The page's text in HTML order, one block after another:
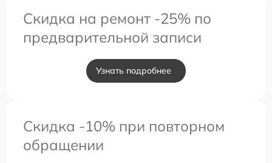
Скидка на ремонт -25% по
предварительной записи
Узнать подробнее
Скидка -10% при повторном
обращении